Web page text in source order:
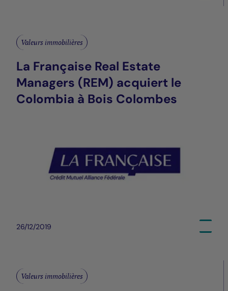
Valeurs immobilières
La Française Real Estate
Managers (REM) acquiert le
Colombia à Bois Colombes
26/12/2019
Valeurs immobilières